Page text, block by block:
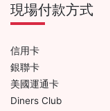
現場付款方式
信用卡
銀聯卡
美國運通卡
Diners Club